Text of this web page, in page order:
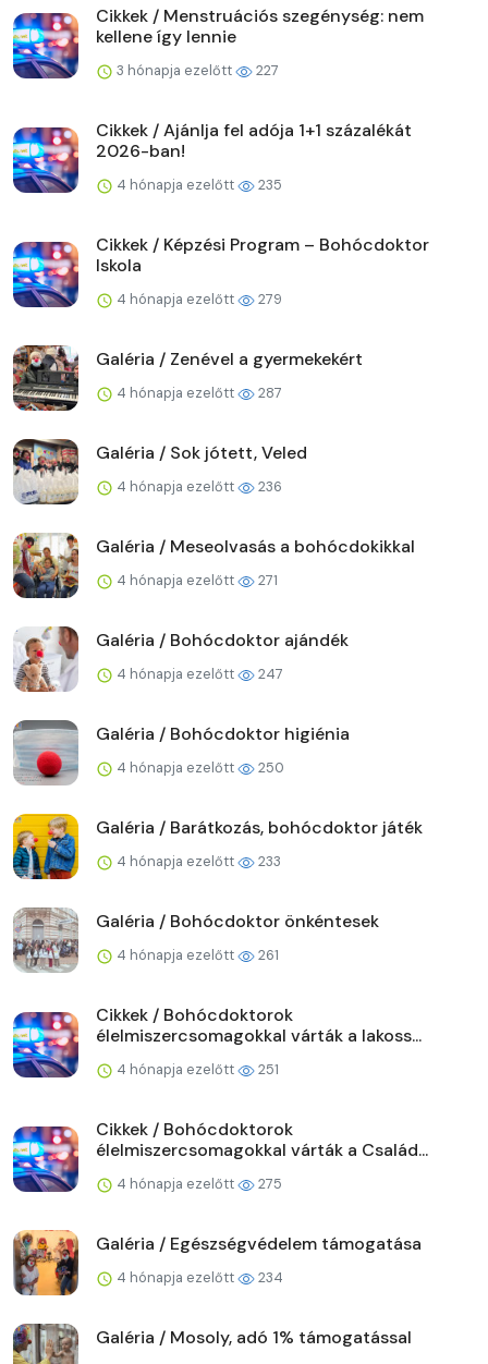
Cikkek / Menstruációs szegénység: nem
kellene így lennie
3 hónapja ezelőtt 227
Cikkek / Ajánlja fel adója 1+1 százalékát
2026-ban!
4 hónapja ezelőtt 235
Cikkek / Képzési Program – Bohócdoktor
Iskola
4 hónapja ezelőtt 279
Galéria / Zenével a gyermekekért
4 hónapja ezelőtt 287
Galéria / Sok jótett, Veled
4 hónapja ezelőtt 236
Galéria / Meseolvasás a bohócdokikkal
4 hónapja ezelőtt 271
Galéria / Bohócdoktor ajándék
4 hónapja ezelőtt 247
Galéria / Bohócdoktor higiénia
4 hónapja ezelőtt 250
Galéria / Barátkozás, bohócdoktor játék
4 hónapja ezelőtt 233
Galéria / Bohócdoktor önkéntesek
4 hónapja ezelőtt 261
Cikkek / Bohócdoktorok
élelmiszercsomagokkal várták a lakoss...
4 hónapja ezelőtt 251
Cikkek / Bohócdoktorok
élelmiszercsomagokkal várták a Család...
4 hónapja ezelőtt 275
Galéria / Egészségvédelem támogatása
4 hónapja ezelőtt 234
Galéria / Mosoly, adó 1% támogatással